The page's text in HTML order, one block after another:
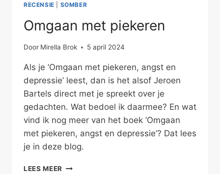
RECENSIE SOMBER
Omgaan met piekeren
Door Mirella Brok 5 april 2024
Als je ‘Omgaan met piekeren, angst en
depressie’ leest, dan is het alsof Jeroen
Bartels direct met je spreekt over je
gedachten. Wat bedoel ik daarmee? En wat
vind ik nog meer van het boek ‘Omgaan
met piekeren, angst en depressie’? Dat lees
je in deze blog.
LEES MEER OMGAAN